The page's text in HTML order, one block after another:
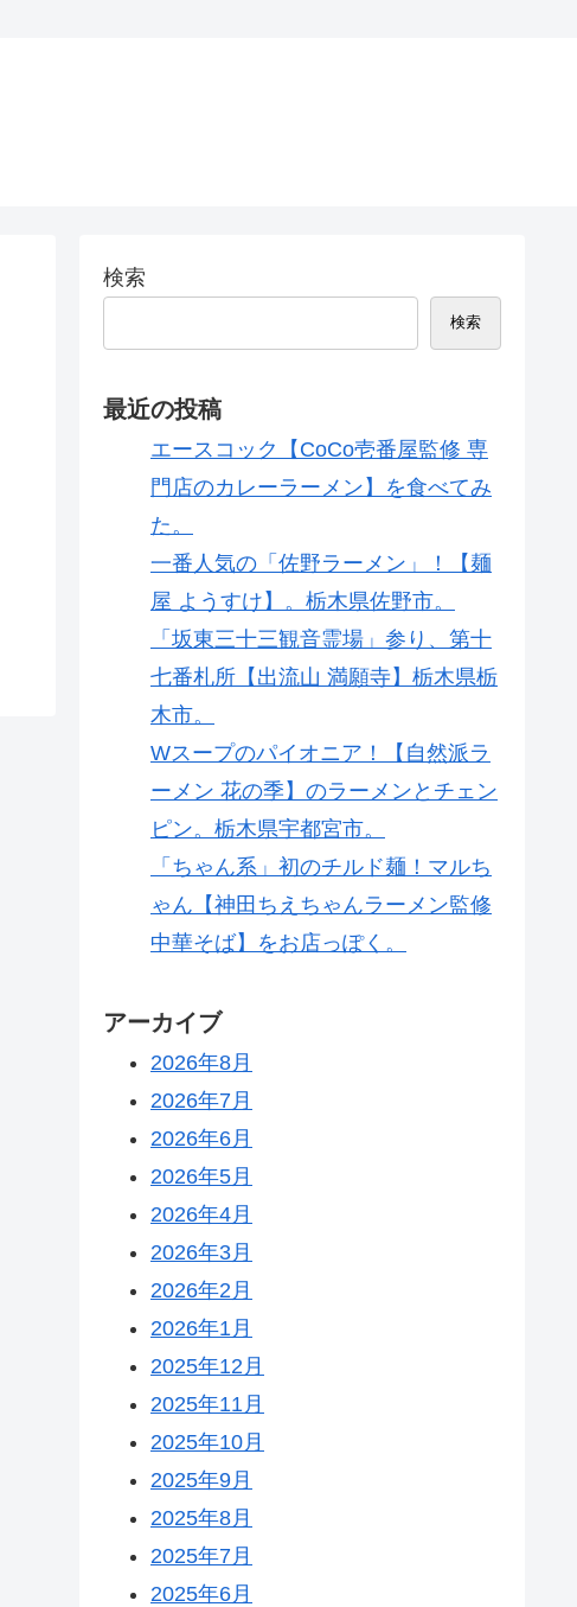
検索
検索
最近の投稿
エースコック【CoCo壱番屋監修 専
門店のカレーラーメン】を食べてみ
た。
一番人気の「佐野ラーメン」！【麺
屋 ようすけ】。栃木県佐野市。
「坂東三十三観音霊場」参り、第十
七番札所【出流山 満願寺】栃木県栃
木市。
Wスープのパイオニア！【自然派ラ
ーメン 花の季】のラーメンとチェン
ピン。栃木県宇都宮市。
「ちゃん系」初のチルド麺！マルち
ゃん【神田ちえちゃんラーメン監修
中華そば】をお店っぽく。
アーカイブ
2026年8月
2026年7月
2026年6月
2026年5月
2026年4月
2026年3月
2026年2月
2026年1月
2025年12月
2025年11月
2025年10月
2025年9月
2025年8月
2025年7月
2025年6月